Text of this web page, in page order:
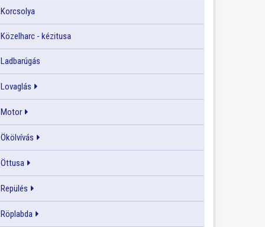
Korcsolya
Közelharc - kézitusa
Ladbarúgás
Lovaglás
Motor
Ökölvívás
Öttusa
Repülés
Röplabda